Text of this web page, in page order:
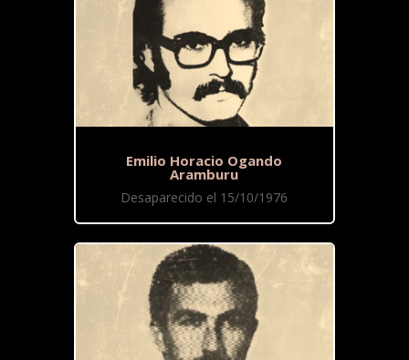
Emilio Horacio Ogando
Aramburu
Desaparecido el 15/10/1976